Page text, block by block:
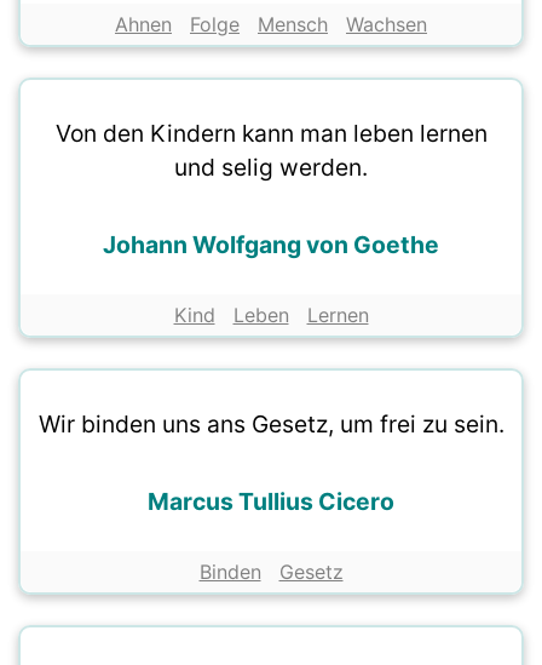
Ahnen Folge Mensch Wachsen
Von den Kindern kann man leben lernen
und selig werden.
Johann Wolfgang von Goethe
Kind Leben Lernen
Wir binden uns ans Gesetz, um frei zu sein.
Marcus Tullius Cicero
Binden Gesetz